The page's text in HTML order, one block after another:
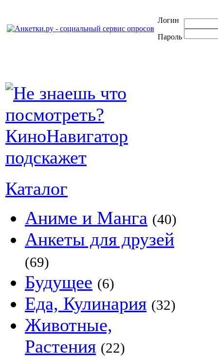
Логин
Пароль
Каталог
Аниме и Манга (40)
Анкеты для друзей
(69)
Будущее (6)
Еда, Кулинария (32)
Животные,
Растения (22)